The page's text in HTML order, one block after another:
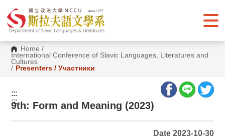
o
Home /
International Conference of Slavic Languages, Literatures and
Cultures
/ Presenters / Участники
:::
:::
9th: Form and Meaning (2023)
Date 2023-10-30